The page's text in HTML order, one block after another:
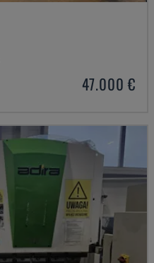
47.000 €